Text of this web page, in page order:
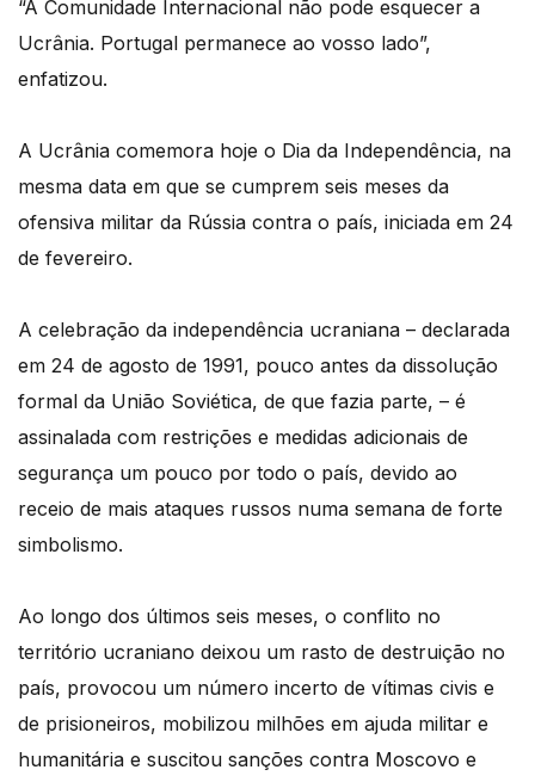
“A Comunidade Internacional não pode esquecer a
Ucrânia. Portugal permanece ao vosso lado”,
enfatizou.
A Ucrânia comemora hoje o Dia da Independência, na
mesma data em que se cumprem seis meses da
ofensiva militar da Rússia contra o país, iniciada em 24
de fevereiro.
A celebração da independência ucraniana – declarada
em 24 de agosto de 1991, pouco antes da dissolução
formal da União Soviética, de que fazia parte, – é
assinalada com restrições e medidas adicionais de
segurança um pouco por todo o país, devido ao
receio de mais ataques russos numa semana de forte
simbolismo.
Ao longo dos últimos seis meses, o conflito no
território ucraniano deixou um rasto de destruição no
país, provocou um número incerto de vítimas civis e
de prisioneiros, mobilizou milhões em ajuda militar e
humanitária e suscitou sanções contra Moscovo e